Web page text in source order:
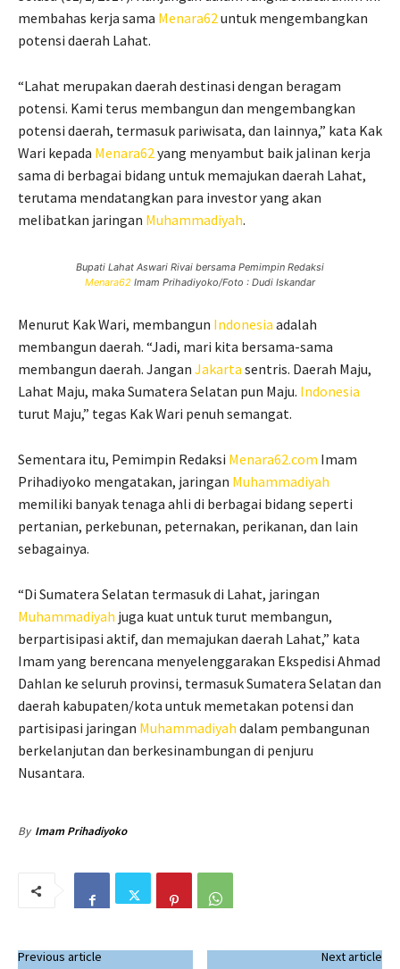
membahas kerja sama Menara62untuk mengembangkan
potensi daerah Lahat.
“Lahat merupakan daerah destinasi dengan beragam
potensi. Kami terus membangun dan mengembangkan
potensi daerah, termasuk pariwisata, dan lainnya,” kata Kak
Wari kepada Menara62yang menyambut baik jalinan kerja
sama di berbagai bidang untuk memajukan daerah Lahat,
terutama mendatangkan para investor yang akan
melibatkan jaringan Muhammadiyah.
Bupati Lahat Aswari Rivai bersama Pemimpin Redaksi
Menara62 Imam Prihadiyoko/Foto : Dudi Iskandar
Menurut Kak Wari, membangun Indonesia adalah
membangun daerah. “Jadi, mari kita bersama-sama
membangun daerah. Jangan Jakarta sentris. Daerah Maju,
Lahat Maju, maka Sumatera Selatan pun Maju. Indonesia
turut Maju,” tegas Kak Wari penuh semangat.
Sementara itu, Pemimpin Redaksi Menara62.com Imam
Prihadiyoko mengatakan, jaringan Muhammadiyah
memiliki banyak tenaga ahli di berbagai bidang seperti
pertanian, perkebunan, peternakan, perikanan, dan lain
sebagainya.
“Di Sumatera Selatan termasuk di Lahat, jaringan
Muhammadiyah juga kuat untuk turut membangun,
berpartisipasi aktif, dan memajukan daerah Lahat,” kata
Imam yang berencana menyelenggarakan Ekspedisi Ahmad
Dahlan ke seluruh provinsi, termasuk Sumatera Selatan dan
daerah kabupaten/kota untuk memetakan potensi dan
partisipasi jaringan Muhammadiyah dalam pembangunan
berkelanjutan dan berkesinambungan di penjuru
Nusantara.
By Imam Prihadiyoko
Previous article Next article